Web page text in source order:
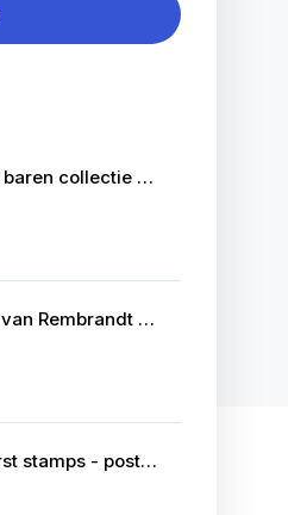
Franklin Mint set zilveren baren collectie van de mooiste zeilschepen
Grootste meesterwerken van Rembrandt in zilver
Franklin Mint - World's first stamps - postzegels in sterling zilver